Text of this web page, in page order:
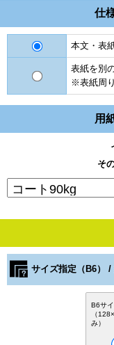
仕
本文・表
表紙を別
※表紙周
用
そ
サイズ指定（B6） /
B6サ
（
み）